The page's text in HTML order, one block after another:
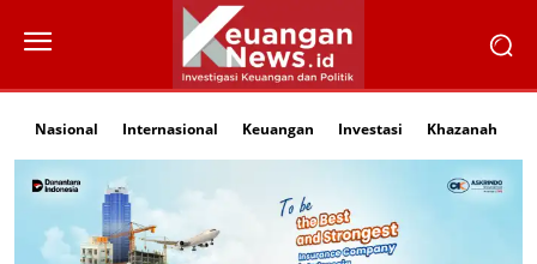
Nasional Internasional Keuangan Investasi Khazanah